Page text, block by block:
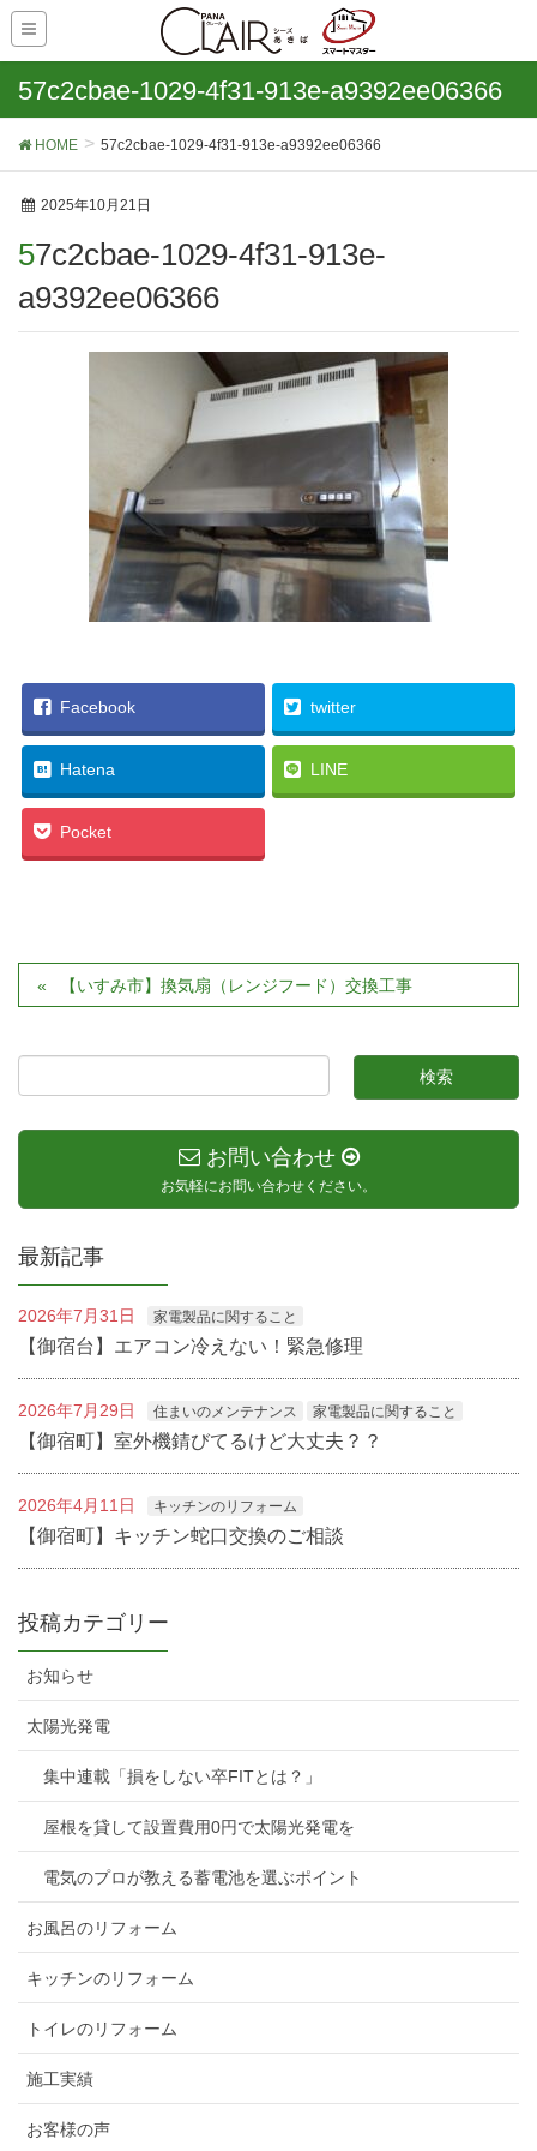
57c2cbae-1029-4f31-913e-a9392ee06366
HOME 57c2cbae-1029-4f31-913e-a9392ee06366
2025年10月21日
57c2cbae-1029-4f31-913e-
a9392ee06366
Facebook twitter
Hatena LINE
Pocket
【いすみ市】換気扇（レンジフード）交換工事
お問い合わせ
お気軽にお問い合わせください。
最新記事
2026年7月31日 家電製品に関すること
【御宿台】エアコン冷えない！緊急修理
2026年7月29日 住まいのメンテナンス 家電製品に関すること
【御宿町】室外機錆びてるけど大丈夫？？
2026年4月11日 キッチンのリフォーム
【御宿町】キッチン蛇口交換のご相談
投稿カテゴリー
お知らせ
太陽光発電
集中連載「損をしない卒FITとは？」
屋根を貸して設置費用0円で太陽光発電を
電気のプロが教える蓄電池を選ぶポイント
お風呂のリフォーム
キッチンのリフォーム
トイレのリフォーム
施工実績
お客様の声